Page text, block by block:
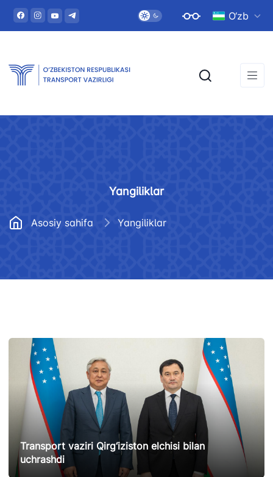
O‘zb
Yangiliklar
Asosiy sahifa Yangiliklar
Transport vaziri Qirg‘iziston elchisi bilan
uchrashdi